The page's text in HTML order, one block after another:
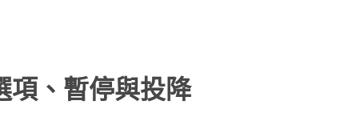
項、暫停與投降